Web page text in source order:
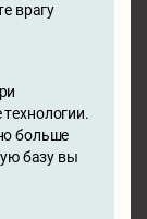
врагу
больше
базу вы